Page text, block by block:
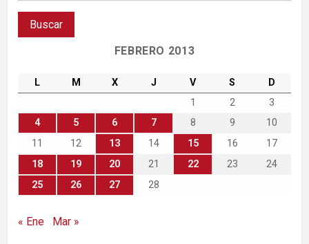
FEBRERO 2013
L M X J V S
D
1
2
3
4
5 6 7 8 9
10
11
12 13 14 15 16
17
18
19 20 21 22 23
24
25
26 27 28
« Ene Mar »